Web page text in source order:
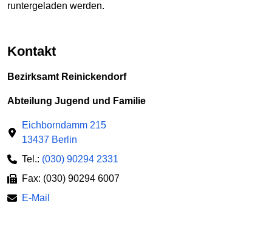
runtergeladen werden.
Kontakt
Bezirksamt Reinickendorf
Abteilung Jugend und Familie
Eichborndamm 215
13437 Berlin
Tel.: (030) 90294 2331
Fax: (030) 90294 6007
E-Mail